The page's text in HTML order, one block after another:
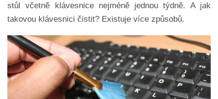
stůl včetně klávesnice nejméně jednou týdně. A jak
takovou klávesnici čistit? Existuje více způsobů.